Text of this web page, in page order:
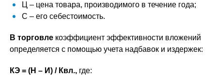
Ц – цена товара, производимого в течение года;
С – его себестоимость.
В торговле коэффициент эффективности вложений
определяется с помощью учета надбавок и издержек:
КЭ = (Н ­– И) / Квл., где: